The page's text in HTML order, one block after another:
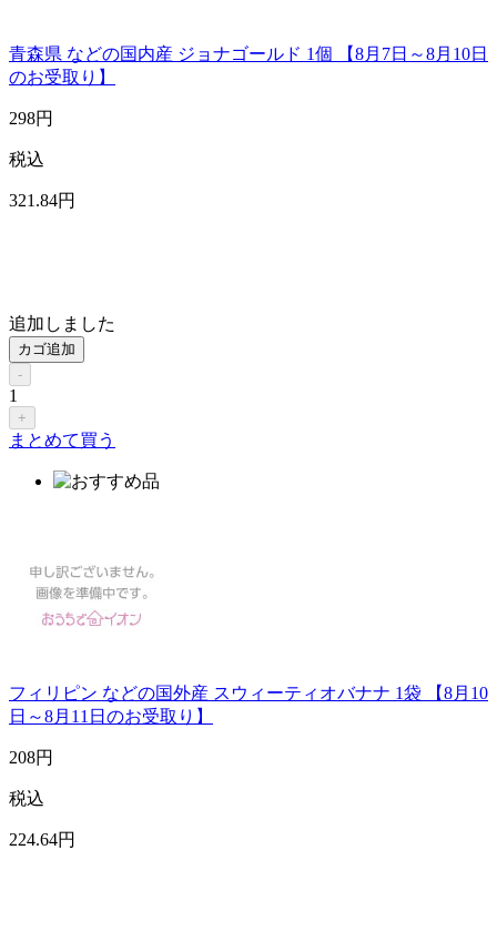
青森県 などの国内産 ジョナゴールド 1個 【8月7日～8月10日
のお受取り】
298円
税込
321 .84円
追加しました
カゴ追加
-
1
+
まとめて買う
フィリピン などの国外産 スウィーティオバナナ 1袋 【8月10
日～8月11日のお受取り】
208円
税込
224.64円